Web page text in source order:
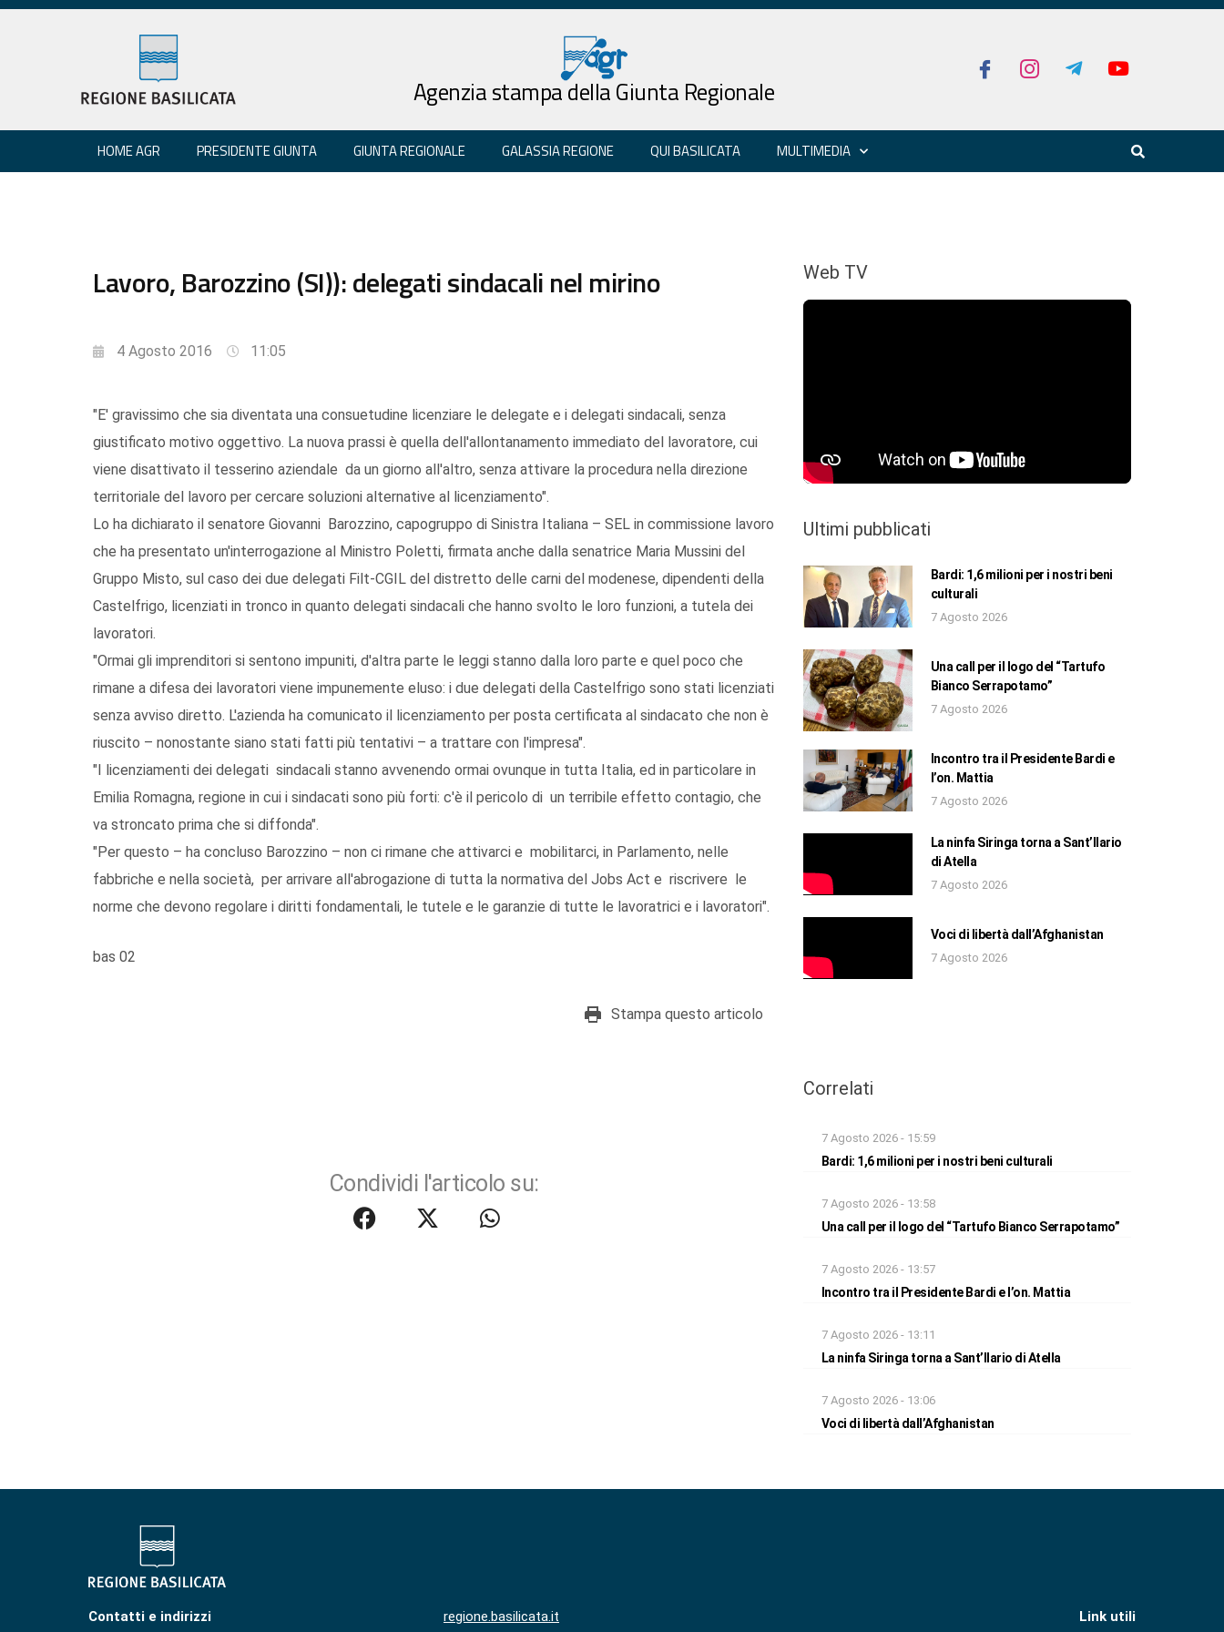
Agenzia stampa della Giunta Regionale
HOME AGR PRESIDENTE GIUNTA GIUNTA REGIONALE GALASSIA REGIONE QUI BASILICATA MULTIMEDIA
Lavoro, Barozzino (SI)): delegati sindacali nel mirino
4 Agosto 2016 11:05
"E' gravissimo che sia diventata una consuetudine licenziare le delegate e i delegati sindacali, senza
giustificato motivo oggettivo. La nuova prassi è quella dell'allontanamento immediato del lavoratore, cui
viene disattivato il tesserino aziendale da un giorno all'altro, senza attivare la procedura nella direzione
territoriale del lavoro per cercare soluzioni alternative al licenziamento".
Lo ha dichiarato il senatore Giovanni Barozzino, capogruppo di Sinistra Italiana – SEL in commissione lavoro
che ha presentato un'interrogazione al Ministro Poletti, firmata anche dalla senatrice Maria Mussini del
Gruppo Misto, sul caso dei due delegati Filt-CGIL del distretto delle carni del modenese, dipendenti della
Castelfrigo, licenziati in tronco in quanto delegati sindacali che hanno svolto le loro funzioni, a tutela dei
lavoratori.
"Ormai gli imprenditori si sentono impuniti, d'altra parte le leggi stanno dalla loro parte e quel poco che
rimane a difesa dei lavoratori viene impunemente eluso: i due delegati della Castelfrigo sono stati licenziati
senza avviso diretto. L'azienda ha comunicato il licenziamento per posta certificata al sindacato che non è
riuscito – nonostante siano stati fatti più tentativi – a trattare con l'impresa".
"I licenziamenti dei delegati sindacali stanno avvenendo ormai ovunque in tutta Italia, ed in particolare in
Emilia Romagna, regione in cui i sindacati sono più forti: c'è il pericolo di un terribile effetto contagio, che
va stroncato prima che si diffonda".
"Per questo – ha concluso Barozzino – non ci rimane che attivarci e mobilitarci, in Parlamento, nelle
fabbriche e nella società, per arrivare all'abrogazione di tutta la normativa del Jobs Act e riscrivere le
norme che devono regolare i diritti fondamentali, le tutele e le garanzie di tutte le lavoratrici e i lavoratori".
bas 02
Stampa questo articolo
Condividi l'articolo su:
Web TV
Ultimi pubblicati
Bardi: 1,6 milioni per i nostri beni
culturali
7 Agosto 2026
Una call per il logo del “Tartufo
Bianco Serrapotamo”
7 Agosto 2026
Incontro tra il Presidente Bardi e
l’on. Mattia
7 Agosto 2026
La ninfa Siringa torna a Sant’Ilario
di Atella
7 Agosto 2026
Voci di libertà dall’Afghanistan
7 Agosto 2026
Correlati
7 Agosto 2026 - 15:59
Bardi: 1,6 milioni per i nostri beni culturali
7 Agosto 2026 - 13:58
Una call per il logo del “Tartufo Bianco Serrapotamo”
7 Agosto 2026 - 13:57
Incontro tra il Presidente Bardi e l’on. Mattia
7 Agosto 2026 - 13:11
La ninfa Siringa torna a Sant’Ilario di Atella
7 Agosto 2026 - 13:06
Voci di libertà dall’Afghanistan
Contatti e indirizzi
regione.basilicata.it
Link utili